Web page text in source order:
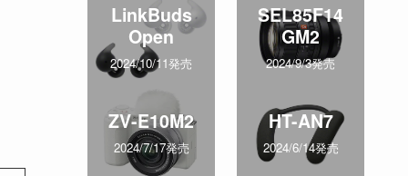
LinkBuds
Open
2024/10/11発売
SEL85F14
GM2
2024/9/3発売
ZV-E10M2
2024/7/17発売
HT-AN7
2024/6/14発売